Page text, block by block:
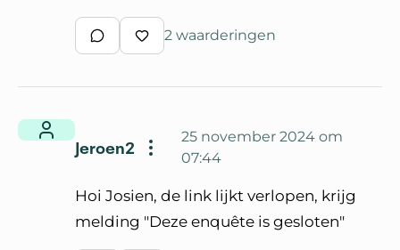
Schrijf een reactie
Waardeer reactie
2 waarderingen
Jeroen2
25 november 2024 om
07:44
Hoi Josien, de link lijkt verlopen, krijg
melding "Deze enquête is gesloten"